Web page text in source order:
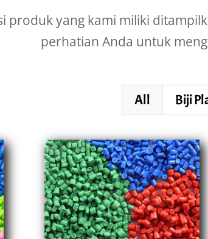
produk yang kami miliki
perhatian Anda untuk
All Biji